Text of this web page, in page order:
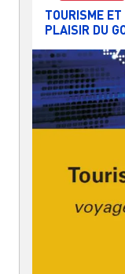
TOURISME ET
PLAISIR DU